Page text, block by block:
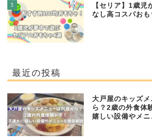
3
【セリア】1歳児
なし高コスパおも
最近の投稿
大戸屋のキッズ
ら？2歳の外食体
嬉しい設備やメ